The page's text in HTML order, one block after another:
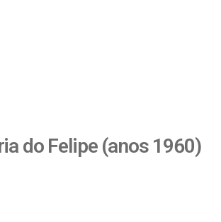
do Felipe (anos 1960)